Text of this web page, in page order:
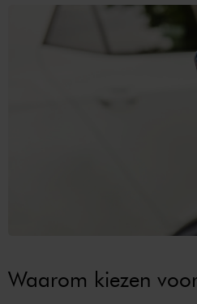
Waarom kiezen